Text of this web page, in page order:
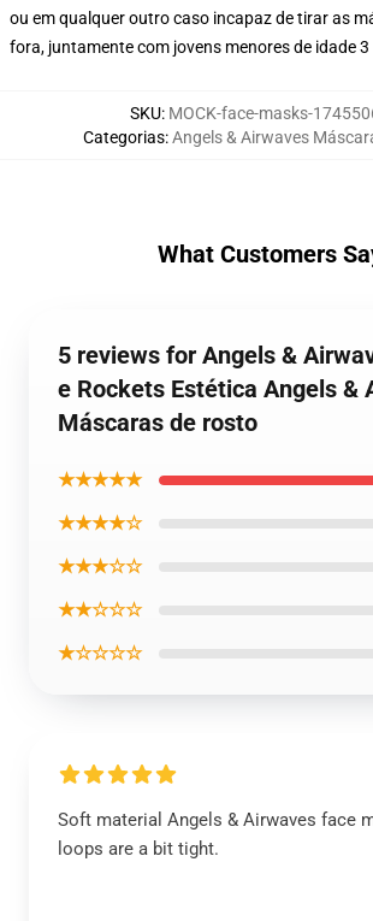
ou em qualquer outro caso incapaz de tirar as
fora, juntamente com jovens menores de idade 3
SKU: MOCK-face-masks-
Categorias:Angels & Airwaves
What Customers
5 reviews for Angels &
e Rockets Estética Angels &
Máscaras de rosto
★★★★★
★★★★☆
★★★☆☆
★★☆☆☆
★☆☆☆☆
Soft material Angels & Airwaves face
loops are a bit tight.